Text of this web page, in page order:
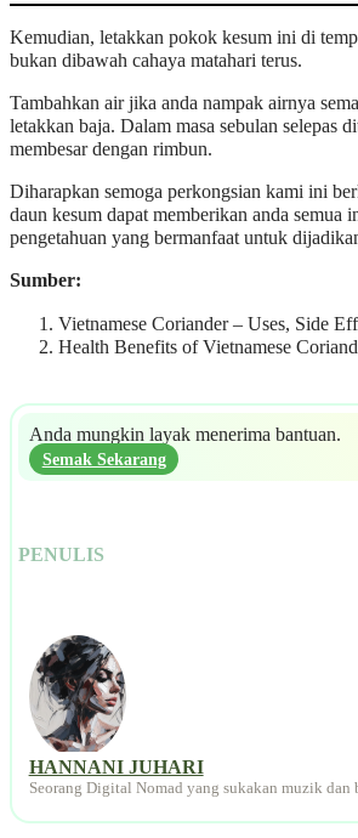
Kemudian, letakkan pokok kesum ini di
bukan dibawah cahaya matahari terus.
Tambahkan air jika anda nampak airnya
letakkan baja. Dalam masa sebulan selepas
membesar dengan rimbun.
Diharapkan semoga perkongsian kami ini
daun kesum dapat memberikan anda semua
pengetahuan yang bermanfaat untuk
Sumber:
Vietnamese Coriander – Uses, Side
Health Benefits of Vietnamese
Anda mungkin layak menerima bantuan.
Semak Sekarang
PENULIS
HANNANI JUHARI
Seorang Digital Nomad yang sukakan muzik dan